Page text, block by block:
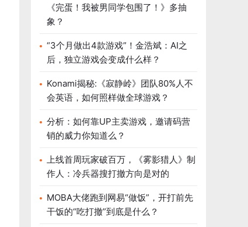
《完蛋！我被男同学包围了！》多抽
象？
“3个月做出4款游戏”！金浩斌：AI之
后，独立游戏会变成什么样？
Konami揭秘:《寂静岭》团队80%人不
会英语，如何照样做全球游戏？
分析：如何靠UP主卖游戏，邀请码营
销的威力你知道么？
上线首周玩家破百万，《雾影猎人》制
作人：冷兵器搜打撤方向是对的
MOBA大佬跑到网易“做饭”，开打前先
干饭的“吃打撤”到底是什么？